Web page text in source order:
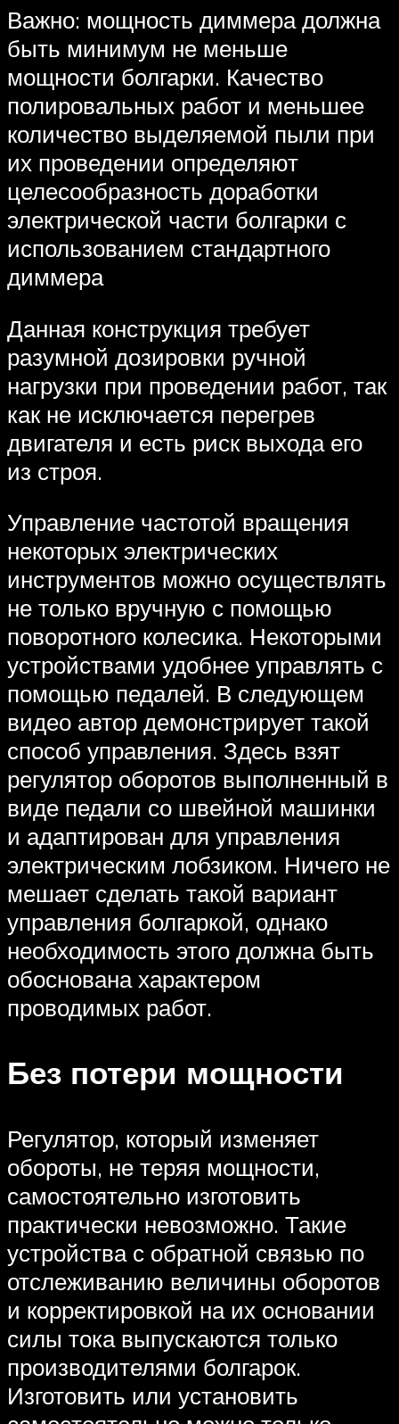
Важно: мощность диммера должна
быть минимум не меньше
мощности болгарки. Качество
полировальных работ и меньшее
количество выделяемой пыли при
их проведении определяют
целесообразность доработки
электрической части болгарки с
использованием стандартного
диммера
Данная конструкция требует
разумной дозировки ручной
нагрузки при проведении работ, так
как не исключается перегрев
двигателя и есть риск выхода его
из строя.
Управление частотой вращения
некоторых электрических
инструментов можно осуществлять
не только вручную с помощью
поворотного колесика. Некоторыми
устройствами удобнее управлять с
помощью педалей. В следующем
видео автор демонстрирует такой
способ управления. Здесь взят
регулятор оборотов выполненный в
виде педали со швейной машинки
и адаптирован для управления
электрическим лобзиком. Ничего не
мешает сделать такой вариант
управления болгаркой, однако
необходимость этого должна быть
обоснована характером
проводимых работ.
Без потери мощности
Регулятор, который изменяет
обороты, не теряя мощности,
самостоятельно изготовить
практически невозможно. Такие
устройства с обратной связью по
отслеживанию величины оборотов
и корректировкой на их основании
силы тока выпускаются только
производителями болгарок.
Изготовить или установить